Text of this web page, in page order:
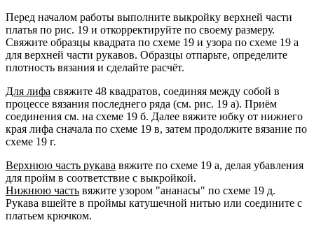
Перед началом работы выполните выкройку верхней части
платья по рис. 19 и откорректируйте по своему размеру.
Свяжите образцы квадрата по схеме 19 и узора по схеме 19 а
для верхней части рукавов. Образцы отпарьте, определите
плотность вязания и сделайте расчёт.
Для лифа свяжите 48 квадратов, соединяя между собой в
процессе вязания последнего ряда (см. рис. 19 а). Приём
соединения см. на схеме 19 б. Далее вяжите юбку от нижнего
края лифа сначала по схеме 19 в, затем продолжите вязание по
схеме 19 г.
Верхнюю часть рукава вяжите по схеме 19 а, делая убавления
для пройм в соответствие с выкройкой.
Нижнюю часть вяжите узором "ананасы" по схеме 19 д.
Рукава вшейте в проймы катушечной нитью или соедините с
платьем крючком.